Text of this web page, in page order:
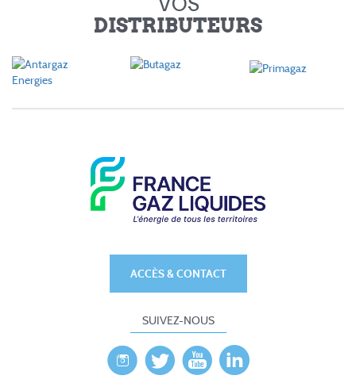
DISTRIBUTEURS
ACCÈS & CONTACT
SUIVEZ-NOUS